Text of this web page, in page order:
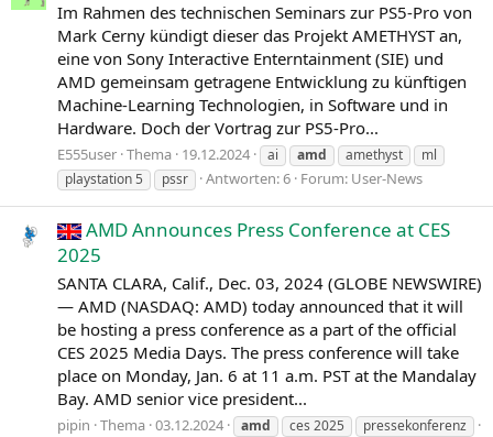
Im Rahmen des technischen Seminars zur PS5-Pro von
Mark Cerny kündigt dieser das Projekt AMETHYST an,
eine von Sony Interactive Enterntainment (SIE) und
AMD gemeinsam getragene Entwicklung zu künftigen
Machine-Learning Technologien, in Software und in
Hardware. Doch der Vortrag zur PS5-Pro...
E555user Thema 19.12.2024 ai amd amethyst
ml
playstation 5
pssr Antworten: 6 Forum: User-News
AMD Announces Press Conference at CES
2025
SANTA CLARA, Calif., Dec. 03, 2024 (GLOBE NEWSWIRE)
— AMD (NASDAQ: AMD) today announced that it will
be hosting a press conference as a part of the official
CES 2025 Media Days. The press conference will take
place on Monday, Jan. 6 at 11 a.m. PST at the Mandalay
Bay. AMD senior vice president...
pipin Thema 03.12.2024 amd ces 2025 pressekonferenz